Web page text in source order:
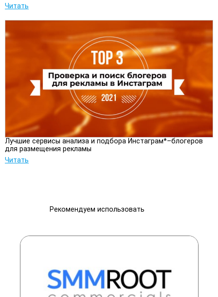
Читать
Лучшие сервисы анализа и подбора Инстаграм*–блогеров
для размещения рекламы
Читать
Рекомендуем использовать